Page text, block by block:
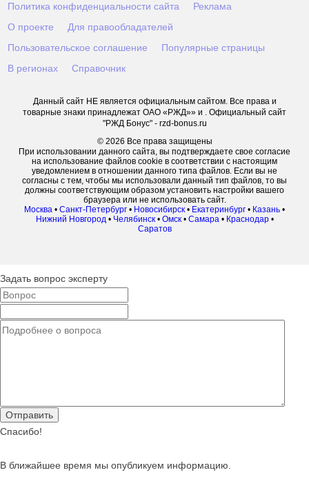
Политика конфиденциальности сайта
Реклама
О проекте
Для правообладателей
Пользовательское соглашение
Популярные страницы
В регионах
Справочник
Данный сайт НЕ является официальным сайтом. Все права и
товарные знаки принадлежат ОАО «РЖД»» и . Официальный сайт
"РЖД Бонус" - rzd-bonus.ru
© 2026 Все права защищены
При использовании данного сайта, вы подтверждаете свое согласие
на использование файлов cookie в соответствии с настоящим
уведомлением в отношении данного типа файлов. Если вы не
согласны с тем, чтобы мы использовали данный тип файлов, то вы
должны соответствующим образом установить настройки вашего
браузера или не использовать сайт.
Москва • Санкт-Петербург • Новосибирск • Екатеринбург • Казань •
Нижний Новгород• Челябинск• Омск• Самара• Краснодар•
Саратов
Задать вопрос эксперту
Спасибо!
В ближайшее время мы опубликуем информацию.